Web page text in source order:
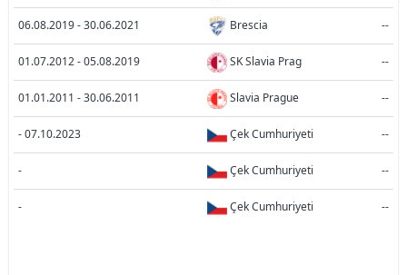
06.08.2019 - 30.06.2021 Brescia --
01.07.2012 - 05.08.2019 SK Slavia Prag --
01.01.2011 - 30.06.2011 Slavia Prague --
- 07.10.2023 Çek Cumhuriyeti --
- Çek Cumhuriyeti --
- Çek Cumhuriyeti --